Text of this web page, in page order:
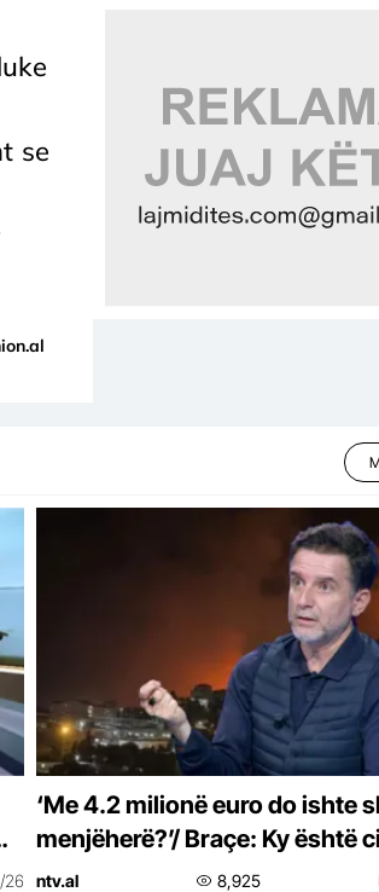
se
26
‘Me 4.2 milionë euro do ishte
menjëherë?’/ Braçe: Ky është
ntv.al 8,925